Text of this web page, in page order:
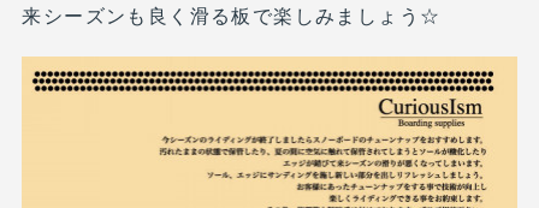
来シーズンも良く滑る板で楽しみましょう☆